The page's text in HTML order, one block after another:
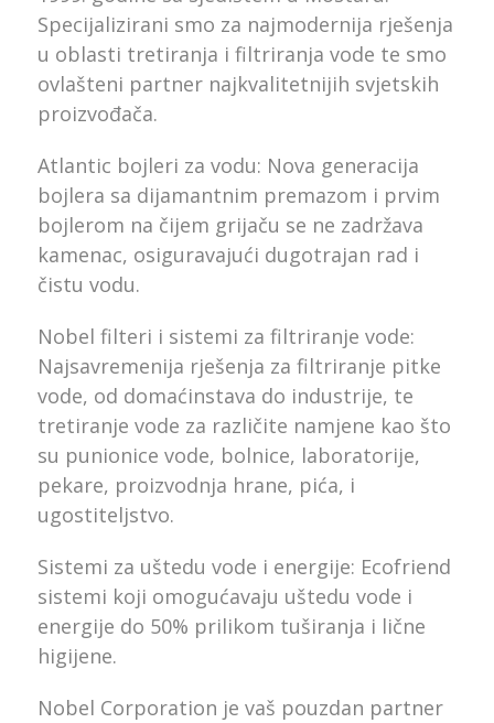
Specijalizirani smo za najmodernija rješenja
u oblasti tretiranja i filtriranja vode te smo
ovlašteni partner najkvalitetnijih svjetskih
proizvođača.
Atlantic bojleri za vodu: Nova generacija
bojlera sa dijamantnim premazom i prvim
bojlerom na čijem grijaču se ne zadržava
kamenac, osiguravajući dugotrajan rad i
čistu vodu.
Nobel filteri i sistemi za filtriranje vode:
Najsavremenija rješenja za filtriranje pitke
vode, od domaćinstava do industrije, te
tretiranje vode za različite namjene kao što
su punionice vode, bolnice, laboratorije,
pekare, proizvodnja hrane, pića, i
ugostiteljstvo.
Sistemi za uštedu vode i energije: Ecofriend
sistemi koji omogućavaju uštedu vode i
energije do 50% prilikom tuširanja i lične
higijene.
Nobel Corporation je vaš pouzdan partner